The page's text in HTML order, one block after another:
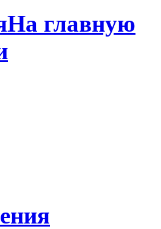
На главную